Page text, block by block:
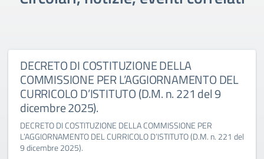
DECRETO DI COSTITUZIONE DELLA
COMMISSIONE PER L’AGGIORNAMENTO DEL
CURRICOLO D’ISTITUTO (D.M. n. 221 del 9
dicembre 2025).
DECRETO DI COSTITUZIONE DELLA COMMISSIONE PER
L’AGGIORNAMENTO DEL CURRICOLO D’ISTITUTO (D.M. n. 221 del
9 dicembre 2025).